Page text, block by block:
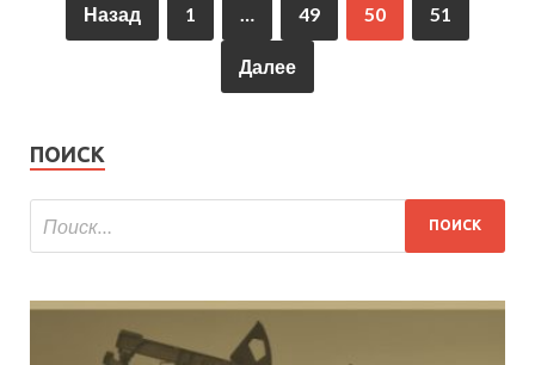
Назад 1 49 50 51
Далее
ПОИСК